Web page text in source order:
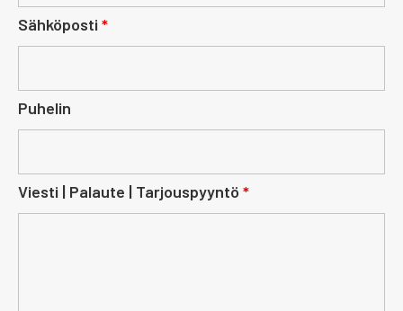
Sähköposti *
Puhelin
Viesti | Palaute | Tarjouspyyntö *